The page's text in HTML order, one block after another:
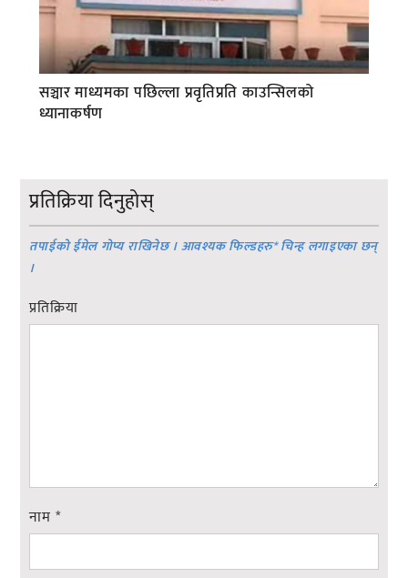
सञ्चार माध्यमका पछिल्ला प्रवृतिप्रति काउन्सिलको
ध्यानाकर्षण
प्रतिक्रिया दिनुहोस्
तपाईको ईमेल गोप्य राखिनेछ । आवश्यक फिल्डहरु*चिन्ह लगाइएका छन्
।
प्रतिक्रिया
नाम *